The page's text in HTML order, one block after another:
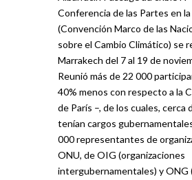
Conferencia de las Partes en
(Convención Marco de las
sobre el Cambio Climático) se
Marrakech del 7 al 19 de
Reunió más de 22 000
40% menos con respecto a la
de París –, de los cuales, cerca
tenían cargos
000 representantes de
ONU, de OIG (organizaciones
intergubernamentales) y ONG